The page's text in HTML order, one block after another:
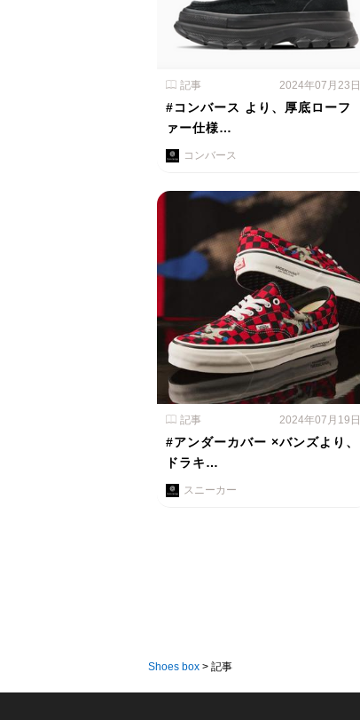
記事 2024年07月23日
#コンバース より、厚底ローフ
ァー仕様…
コンバース
記事 2024年07月19日
#アンダーカバー ×バンズより、
ドラキ…
スニーカー
Shoes box > 記事